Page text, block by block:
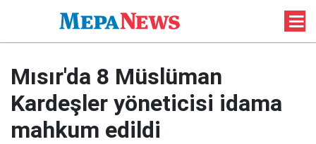
Mısır'da 8 Müslüman
Kardeşler yöneticisi idama
mahkum edildi